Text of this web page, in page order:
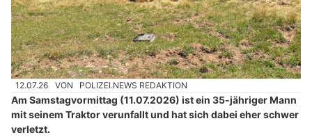
12.07.26 VON POLIZEI.NEWS REDAKTION
Am Samstagvormittag (11.07.2026) ist ein 35-jähriger Mann
mit seinem Traktor verunfallt und hat sich dabei eher schwer
verletzt.